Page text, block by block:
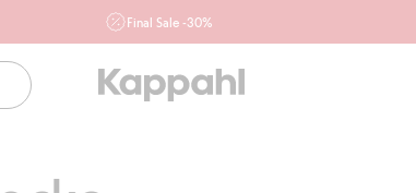
Final Sale -30%
ofertę, również z działu outlet do 10.8 w sklepach Kappahl i
Newbie oraz na kappahl.com. Ofert nie łączymy